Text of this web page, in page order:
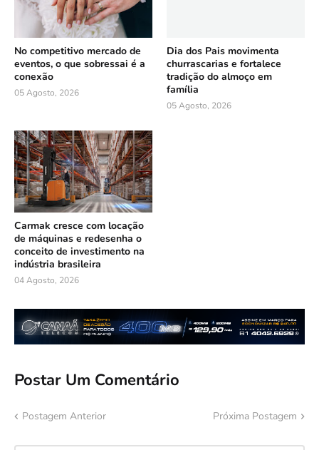
No competitivo mercado de
eventos, o que sobressai é a
conexão
05 Agosto, 2026
Dia dos Pais movimenta
churrascarias e fortalece
tradição do almoço em
família
05 Agosto, 2026
Carmak cresce com locação
de máquinas e redesenha o
conceito de investimento na
indústria brasileira
04 Agosto, 2026
Postar Um Comentário
Postagem Anterior Próxima Postagem